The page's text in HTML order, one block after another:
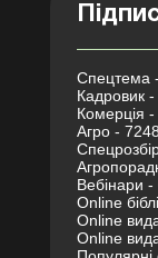
Спецтема -
Кадровик -
Комерція -
Агро - 7248
Вебінари -
Online
Online
Online